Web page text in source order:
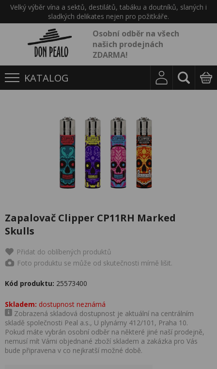
Velký výběr vína a sektů, destilátů, tabáku a doutníků, slaných i
sladkých delikates nejen pro požitkáře.
Osobní odběr na všech
našich prodejnách
ZDARMA!
KATALOG
Zapalovač Clipper CP11RH Marked
Skulls
Přidat do oblíbených produktů
Foto produktu se může od skutečnosti mírně lišit.
Kód produktu: 25573400
Skladem: dostupnost neznámá
Zobrazená skladová dostupnost je aktuální na centrálním
skladě společnosti Peal a.s., U plynárny 412/101, Praha 10.
Pokud máte vybrán osobní odběr na některé jiné naší prodejně,
nemusí mít Vámi objednané zboží skladem a zakázka pro Vás
bude připravena v co nejkratší možné době.